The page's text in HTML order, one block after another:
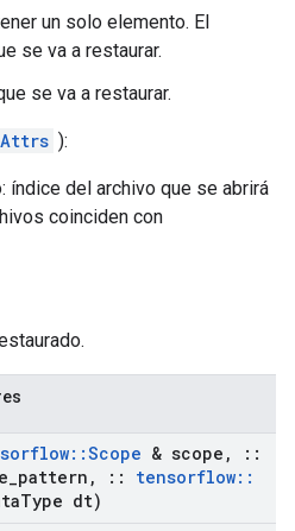
un solo elemento. El
se va a restaurar.
se va a restaurar.
Attrs ):
índice del archivo que se abrirá
coinciden con
::Scope & scope ,
::
pattern , :: tensorflow::
Type dt)